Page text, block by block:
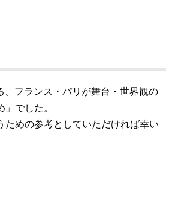
、フランス・パリが舞台・世界観の
でした。
ための参考としていただければ幸い